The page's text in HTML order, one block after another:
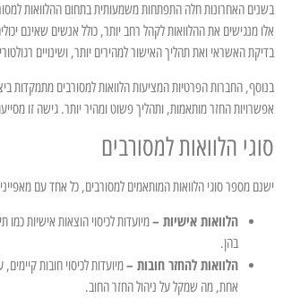
בשנים האחרונות חלה התפתחות משמעותית בתחום ההלוואות
אלו מנגישים את ההלוואות לקהל רחב יותר, כולל אנשים שאינם
בדיקת האשראי ואת תהליך האישור למהירים יותר, ושינויים
בנוסף, החברות הפרטיות המציעות הלוואות למסורבים מתמקדות
אפשרויות החזר מותאמות, ותהליך פשוט ומהיר יותר. גישה זו
סוגי הלוואות למסורבים
ישנם מספר סוגי הלוואות המותאמים למסורבים, כל אחד עם
הלוואות אישיות –מיועדות לכיסוי הוצאות אישיות כמו
בהן.
הלוואות להחזר חובות –מיועדות לכיסוי חובות
אחת, מה שמקל על ניהול החזר החוב.